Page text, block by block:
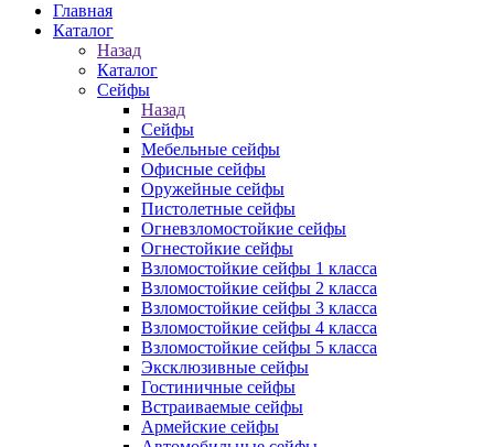
Главная
Каталог
Назад
Каталог
Сейфы
Назад
Сейфы
Мебельные сейфы
Офисные сейфы
Оружейные сейфы
Пистолетные сейфы
Огневзломостойкие сейфы
Огнестойкие сейфы
Взломостойкие сейфы 1 класса
Взломостойкие сейфы 2 класса
Взломостойкие сейфы 3 класса
Взломостойкие сейфы 4 класса
Взломостойкие сейфы 5 класса
Эксклюзивные сейфы
Гостиничные сейфы
Встраиваемые сейфы
Армейские сейфы